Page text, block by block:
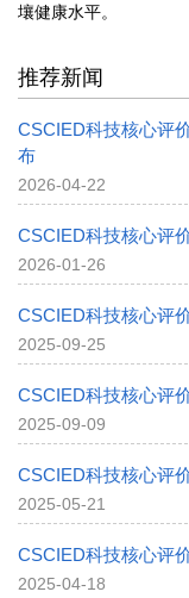
壤健康水平。
推荐新闻
CSCIED科技核心评
布
2026-04-22
CSCIED科技核心评
2026-01-26
CSCIED科技核心评
2025-09-25
CSCIED科技核心评
2025-09-09
CSCIED科技核心评
2025-05-21
CSCIED科技核心评
2025-04-18